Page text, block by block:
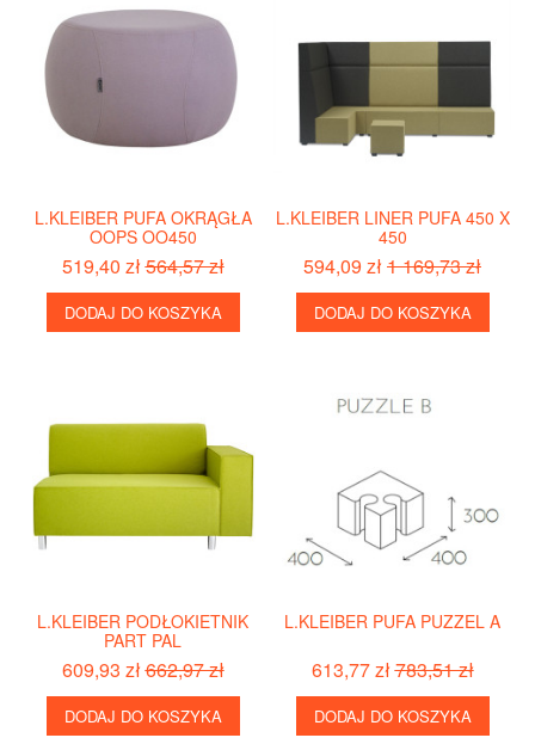
L.KLEIBER PUFA OKRĄGŁA
OOPS OO450
519,40 zł564,57 zł
DODAJ DO KOSZYKA
L.KLEIBER LINER PUFA 450 X
450
594,09 zł1 169,73 zł
DODAJ DO KOSZYKA
L.KLEIBER PODŁOKIETNIK
PART PAL
609,93 zł662,97 zł
DODAJ DO KOSZYKA
L.KLEIBER PUFA PUZZEL A
613,77 zł783,51 zł
DODAJ DO KOSZYKA